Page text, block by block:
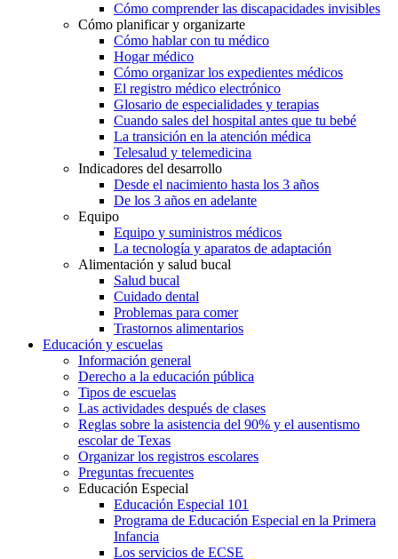
Cómo comprender las discapacidades invisibles
Cómo planificar y organizarte
Cómo hablar con tu médico
Hogar médico
Cómo organizar los expedientes médicos
El registro médico electrónico
Glosario de especialidades y terapias
Cuando sales del hospital antes que tu bebé
La transición en la atención médica
Telesalud y telemedicina
Indicadores del desarrollo
Desde el nacimiento hasta los 3 años
De los 3 años en adelante
Equipo
Equipo y suministros médicos
La tecnología y aparatos de adaptación
Alimentación y salud bucal
Salud bucal
Cuidado dental
Problemas para comer
Trastornos alimentarios
Educación y escuelas
Información general
Derecho a la educación pública
Tipos de escuelas
Las actividades después de clases
Reglas sobre la asistencia del 90% y el ausentismo
escolar de Texas
Organizar los registros escolares
Preguntas frecuentes
Educación Especial
Educación Especial 101
Programa de Educación Especial en la Primera
Infancia
Los servicios de ECSE